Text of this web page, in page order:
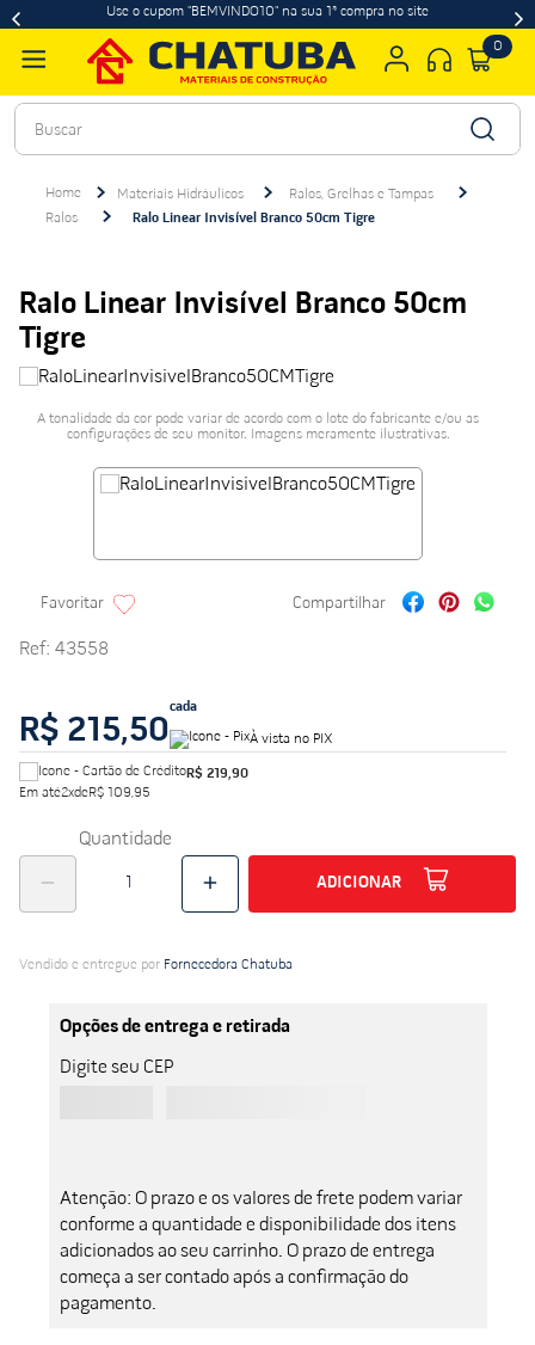
Use o cupom "BEMVINDO10" na sua 1ª compra no site
0
Buscar
Materiais Hidráulicos
Ralos, Grelhas e Tampas
Ralos
Ralo Linear Invisível Branco 50cm Tigre
Ralo Linear Invisível Branco 50cm
Tigre
A tonalidade da cor pode variar de acordo com o lote do fabricante e/ou as
configurações de seu monitor. Imagens meramente ilustrativas.
Ref: 43558
R$ 215,50
cada
À vista no PIX
R$ 219,90
Em até2xdeR$ 109,95
Quantidade
ADICIONAR
Vendido e entregue por Fornecedora Chatuba
Opções de entrega e retirada
Digite seu CEP
Atenção: O prazo e os valores de frete podem variar
conforme a quantidade e disponibilidade dos itens
adicionados ao seu carrinho. O prazo de entrega
começa a ser contado após a confirmação do
pagamento.